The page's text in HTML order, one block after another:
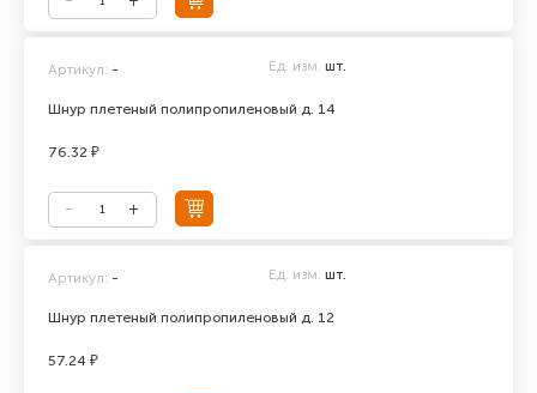
Шнур плетеный полипропиленовый д. 14
Артикул: - Ед. изм. шт.
76.32 ₽
Шнур плетеный полипропиленовый д. 12
Артикул: - Ед. изм. шт.
57.24 ₽